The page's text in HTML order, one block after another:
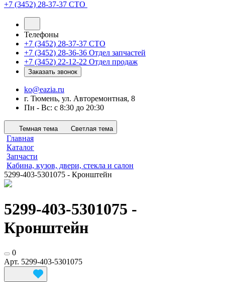
+7 (3452) 28-37-37 СТО
Телефоны
+7 (3452) 28-37-37 СТО
+7 (3452) 28-36-36 Отдел запчастей
+7 (3452) 22-12-22 Отдел продаж
Заказать звонок
ko@eazia.ru
г. Тюмень, ул. Авторемонтная, 8
Пн - Вс: с 8:30 до 20:30
Темная тема Светлая тема
Главная
Каталог
Запчасти
Кабина, кузов, двери, стекла и салон
5299-403-5301075 - Кронштейн
5299-403-5301075 -
Кронштейн
0
Арт. 5299-403-5301075